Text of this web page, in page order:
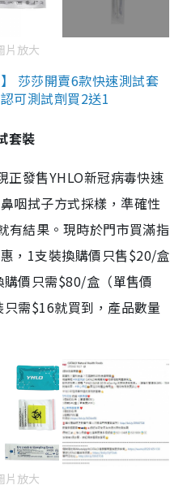
片放大
莎莎開賣6款快速測試套
可測試劑買2送1
套裝
正發售YHLO新冠病毒快速
咽拭子方式採樣，準確性
有結果。現時於門市買滿指
，1支裝換購價只售$20/盒
購價只需$80/盒（單售價
需$16就買到，產品數量
片放大